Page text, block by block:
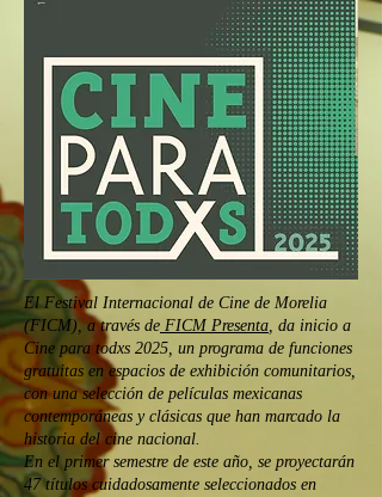
El Festival Internacional de Cine de Morelia
(FICM), a través de FICM Presenta, da inicio a
Cine para todxs 2025, un programa de funciones
gratuitas en espacios de exhibición comunitarios,
con una selección de películas mexicanas
contemporáneas y clásicas que han marcado la
historia del cine nacional.
En el primer semestre de este año, se proyectarán
47 títulos cuidadosamente seleccionados en